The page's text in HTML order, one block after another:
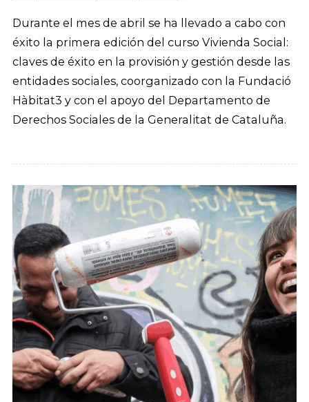
Durante el mes de abril se ha llevado a cabo con
éxito la primera edición del curso Vivienda Social:
claves de éxito en la provisión y gestión desde las
entidades sociales, coorganizado con la Fundació
Hàbitat3 y con el apoyo del Departamento de
Derechos Sociales de la Generalitat de Cataluña.